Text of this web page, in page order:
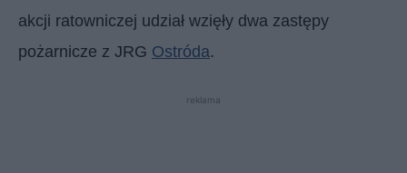
akcji ratowniczej udział wzięły dwa zastępy
pożarnicze z JRG Ostróda.
reklama